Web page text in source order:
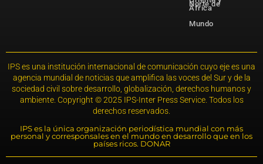
Norte de
África
Mundo
IPS es una institución internacional de comunicación cuyo eje es una
agencia mundial de noticias que amplifica las voces del Sur y de la
sociedad civil sobre desarrollo, globalización, derechos humanos y
ambiente. Copyright © 2025 IPS-Inter Press Service. Todos los
derechos reservados.
IPS es la única organización periodística mundial con más
personal y corresponsales en el mundo en desarrollo que en los
países ricos. DONAR